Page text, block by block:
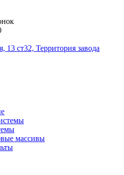
13 ст32, Территория завода
массивы